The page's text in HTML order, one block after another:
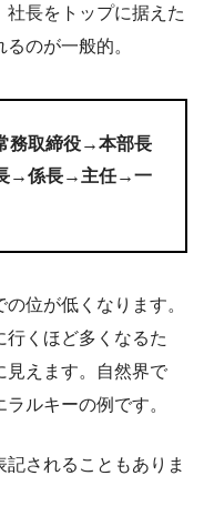
長をトップに据えた
のが一般的。
務取締役→本部長
→係長→主任→一
位が低くなります。
行くほど多くなるた
見えます。自然界で
ルキーの例です。
されることもありま